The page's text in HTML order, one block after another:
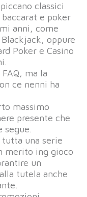
classici
e poker
anni, come
oppure
Poker e Casino
ma la
ce nenni ha
massimo
presente che
tutta una serie
merito ing gioco
un
tutela anche